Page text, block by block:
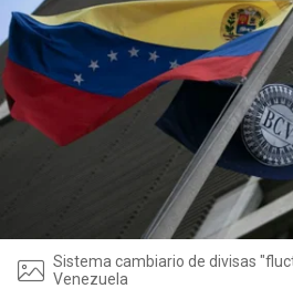
Sistema cambiario de divisas
Venezuela